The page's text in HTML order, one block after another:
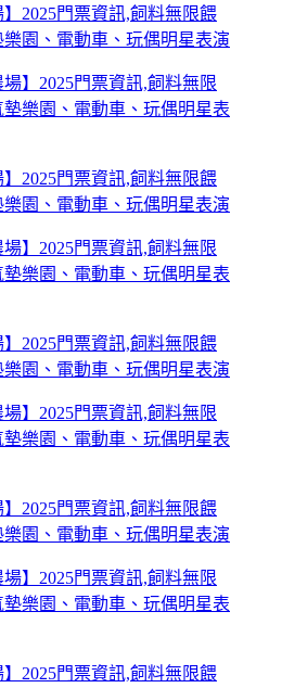
2025門票資訊,飼料無限餵
園、電動車、玩偶明星表演
2025門票資訊,飼料無限餵
園、電動車、玩偶明星表演
2025門票資訊,飼料無限餵
園、電動車、玩偶明星表演
2025門票資訊,飼料無限餵
園、電動車、玩偶明星表演
2025門票資訊,飼料無限餵